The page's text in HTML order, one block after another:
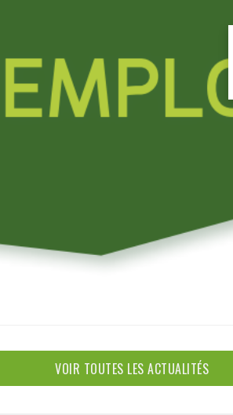
VOIR TOUTES LES ACTUALITÉS